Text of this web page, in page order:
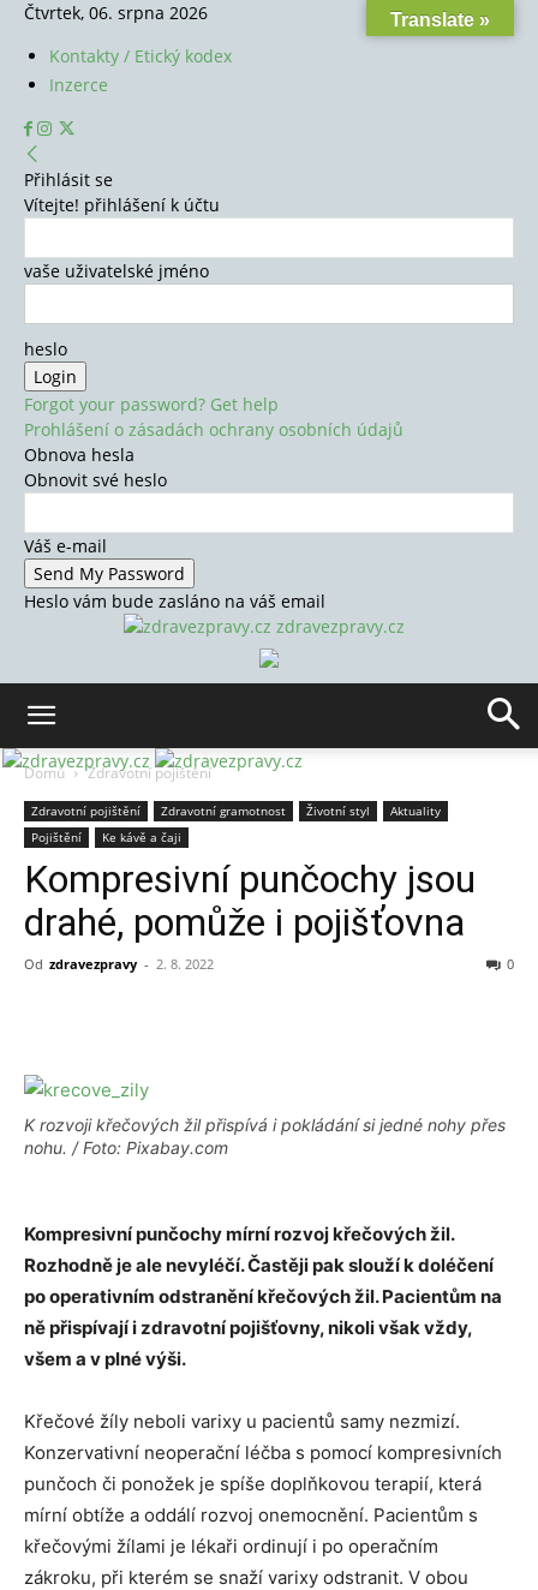
Čtvrtek, 06. srpna 2026
Kontakty / Etický kodex
Inzerce
Přihlásit se
Vítejte! přihlášení k účtu
vaše uživatelské jméno
heslo
Forgot your password? Get help
Prohlášení o zásadách ochrany osobních údajů
Obnova hesla
Obnovit své heslo
Váš e-mail
Heslo vám bude zasláno na váš email
zdravezpravy.cz
Domů Zdravotní pojištění
Zdravotní pojištění Zdravotní gramotnost Životní styl
Aktuality
Pojištění
Ke kávě a čaji
Kompresivní punčochy jsou
drahé, pomůže i pojišťovna
Od zdravezpravy - 2. 8. 2022 0
K rozvoji křečových žil přispívá i pokládání si jedné nohy přes
nohu. / Foto: Pixabay.com
Kompresivní punčochy mírní rozvoj křečových žil.
Rozhodně je ale nevyléčí. Častěji pak slouží k doléčení
po operativním odstranění křečových žil. Pacientům na
ně přispívají i zdravotní pojišťovny, nikoli však vždy,
všem a v plné výši.
Křečové žíly neboli varixy u pacientů samy nezmizí.
Konzervativní neoperační léčba s pomocí kompresivních
punčoch či ponožek je spíše doplňkovou terapií, která
mírní obtíže a oddálí rozvoj onemocnění. Pacientům s
křečovými žílami je lékaři ordinují i po operačním
zákroku, při kterém se snaží varixy odstranit. V obou
Translate »